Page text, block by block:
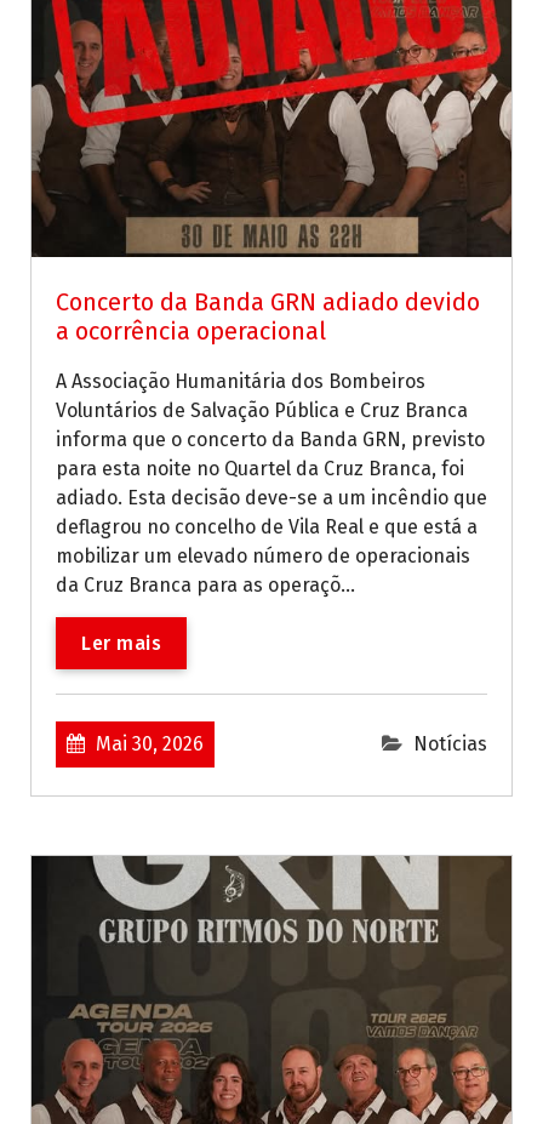
Concerto da Banda GRN adiado devido
a ocorrência operacional
A Associação Humanitária dos Bombeiros
Voluntários de Salvação Pública e Cruz Branca
informa que o concerto da Banda GRN, previsto
para esta noite no Quartel da Cruz Branca, foi
adiado. Esta decisão deve-se a um incêndio que
deflagrou no concelho de Vila Real e que está a
mobilizar um elevado número de operacionais
da Cruz Branca para as operaçõ...
Ler mais
Mai 30, 2026 Notícias